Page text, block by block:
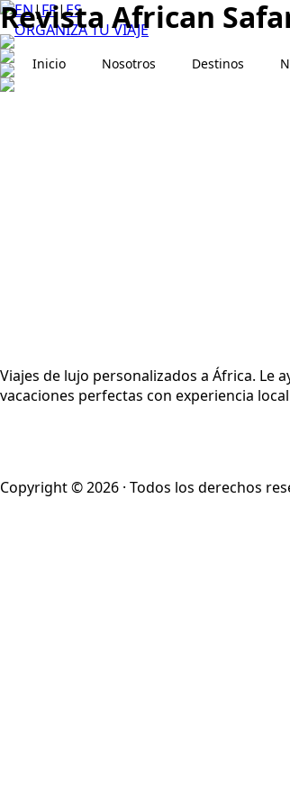
EN|FR|ES
ORGANIZA TU VIAJE
Inicio Nosotros Destinos
Revista African
Viajes de lujo personalizados a África. Le
vacaciones perfectas con experiencia
Copyright © 2026 · Todos los derechos